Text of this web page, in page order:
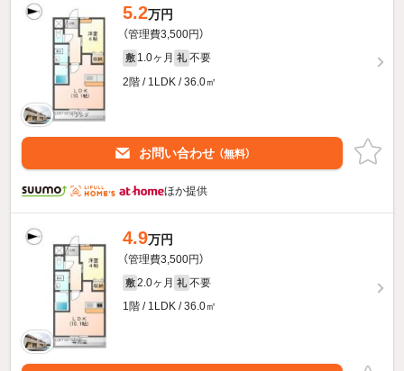
5.2万円
（管理費3,500円）
敷 1.0ヶ月 礼 不要
2階 / 1LDK / 36.0㎡
お問い合わせ （無料）
ほか提供
4.9万円
（管理費3,500円）
敷 2.0ヶ月 礼 不要
1階 / 1LDK / 36.0㎡